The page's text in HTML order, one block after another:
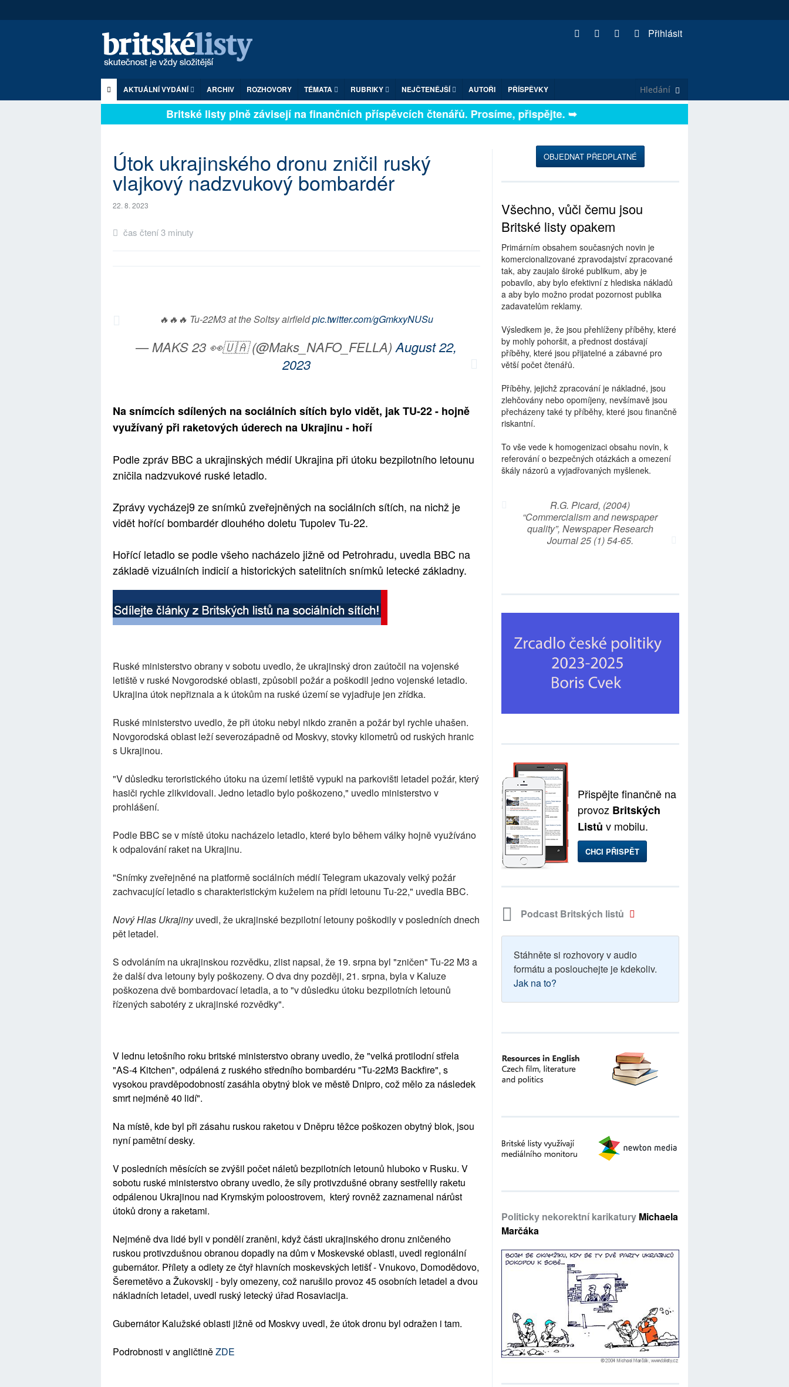
Přihlásit
AKTUÁLNÍ VYDÁNÍ ARCHIV ROZHOVORY TÉMATA RUBRIKY NEJČTENĚJŠÍ AUTOŘI PŘÍSPĚVKY
Britské listy plně závisejí na finančních příspěvcích čtenářů. Prosíme, přispějte. ➥
Útok ukrajinského dronu zničil ruský
vlajkový nadzvukový bombardér
22. 8. 2023
čas čtení 3 minuty
🔥🔥🔥 Tu-22M3 at the Soltsy airfieldpic.twitter.com/gGmkxyNUSu
— MAKS 23 👀🇺🇦 (@Maks_NAFO_FELLA)August 22,
2023
Na snímcích sdílených na sociálních sítích bylo vidět, jak TU-22 - hojně
využívaný při raketových úderech na Ukrajinu - hoří
Podle zpráv BBC a ukrajinských médií Ukrajina při útoku bezpilotního letounu
zničila nadzvukové ruské letadlo.
Zprávy vycházej9 ze snímků zveřejněných na sociálních sítích, na nichž je
vidět hořící bombardér dlouhého doletu Tupolev Tu-22.
Hořící letadlo se podle všeho nacházelo jižně od Petrohradu, uvedla BBC na
základě vizuálních indicií a historických satelitních snímků letecké základny.
Ruské ministerstvo obrany v sobotu uvedlo, že ukrajinský dron zaútočil na vojenské
letiště v ruské Novgorodské oblasti, způsobil požár a poškodil jedno vojenské letadlo.
Ukrajina útok nepřiznala a k útokům na ruské území se vyjadřuje jen zřídka.
Ruské ministerstvo uvedlo, že při útoku nebyl nikdo zraněn a požár byl rychle uhašen.
Novgorodská oblast leží severozápadně od Moskvy, stovky kilometrů od ruských hranic
s Ukrajinou.
"V důsledku teroristického útoku na území letiště vypukl na parkovišti letadel požár, který
hasiči rychle zlikvidovali. Jedno letadlo bylo poškozeno," uvedlo ministerstvo v
prohlášení.
Podle BBC se v místě útoku nacházelo letadlo, které bylo během války hojně využíváno
k odpalování raket na Ukrajinu.
"Snímky zveřejněné na platformě sociálních médií Telegram ukazovaly velký požár
zachvacující letadlo s charakteristickým kuželem na přídi letounu Tu-22," uvedla BBC.
Nový Hlas Ukrajinyuvedl, že ukrajinské bezpilotní letouny poškodily v posledních dnech
pět letadel.
S odvoláním na ukrajinskou rozvědku, zlist napsal, že 19. srpna byl "zničen" Tu-22 M3 a
že další dva letouny byly poškozeny. O dva dny později, 21. srpna, byla v Kaluze
poškozena dvě bombardovací letadla, a to "v důsledku útoku bezpilotních letounů
řízených sabotéry z ukrajinské rozvědky".
V lednu letošního roku britské ministerstvo obrany uvedlo, že "velká protilodní střela
"AS-4 Kitchen", odpálená z ruského středního bombardéru "Tu-22M3 Backfire", s
vysokou pravděpodobností zasáhla obytný blok ve městě Dnipro, což mělo za následek
smrt nejméně 40 lidí".
Na místě, kde byl při zásahu ruskou raketou v Dněpru těžce poškozen obytný blok, jsou
nyní pamětní desky.
V posledních měsících se zvýšil počet náletů bezpilotních letounů hluboko v Rusku. V
sobotu ruské ministerstvo obrany uvedlo, že síly protivzdušné obrany sestřelily raketu
odpálenou Ukrajinou nad Krymským poloostrovem, který rovněž zaznamenal nárůst
útoků drony a raketami.
Nejméně dva lidé byli v pondělí zraněni, když části ukrajinského dronu zničeného
ruskou protivzdušnou obranou dopadly na dům v Moskevské oblasti, uvedl regionální
gubernátor. Přílety a odlety ze čtyř hlavních moskevských letišť - Vnukovo, Domodědovo,
Šeremetěvo a Žukovskij - byly omezeny, což narušilo provoz 45 osobních letadel a dvou
nákladních letadel, uvedl ruský letecký úřad Rosaviacija.
Gubernátor Kalužské oblasti jižně od Moskvy uvedl, že útok dronu byl odražen i tam.
Podrobnosti v angličtiněZDE
OBJEDNAT PŘEDPLATNÉ
Všechno, vůči čemu jsou
Britské listy opakem
Primárním obsahem současných novin je
komercionalizované zpravodajství zpracované
tak, aby zaujalo široké publikum, aby je
pobavilo, aby bylo efektivní z hlediska nákladů
a aby bylo možno prodat pozornost publika
zadavatelům reklamy.
Výsledkem je, že jsou přehlíženy příběhy, které
by mohly pohoršit, a přednost dostávají
příběhy, které jsou přijatelné a zábavné pro
větší počet čtenářů.
Příběhy, jejichž zpracování je nákladné, jsou
zlehčovány nebo opomíjeny, nevšímavě jsou
přecházeny také ty příběhy, které jsou finančně
riskantní.
To vše vede k homogenizaci obsahu novin, k
referování o bezpečných otázkách a omezení
škály názorů a vyjadřovaných myšlenek.
R.G. Picard, (2004)
“Commercialism and newspaper
quality”, Newspaper Research
Journal 25 (1) 54-65.
Přispějte finančně na
provoz Britských
Listů v mobilu.
CHCI PŘISPĚT
Podcast Britských listů
Stáhněte si rozhovory v audio
formátu a poslouchejte je kdekoliv.
Jak na to?
Politicky nekorektní karikatury Michaela
Marčáka